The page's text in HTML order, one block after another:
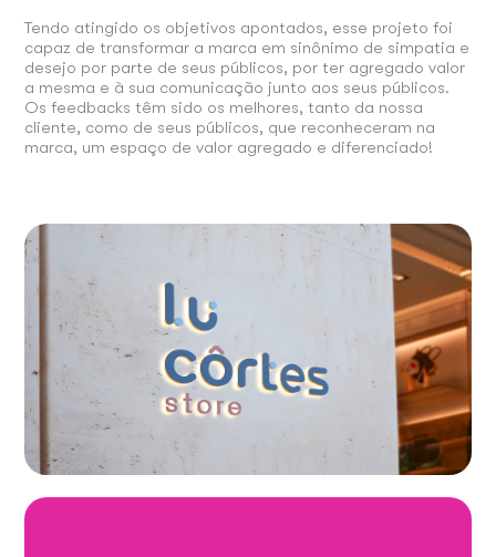
Tendo atingido os objetivos apontados, esse projeto foi
capaz de transformar a marca em sinônimo de simpatia e
desejo por parte de seus públicos, por ter agregado valor
a mesma e à sua comunicação junto aos seus públicos.
Os feedbacks têm sido os melhores, tanto da nossa
cliente, como de seus públicos, que reconheceram na
marca, um espaço de valor agregado e diferenciado!